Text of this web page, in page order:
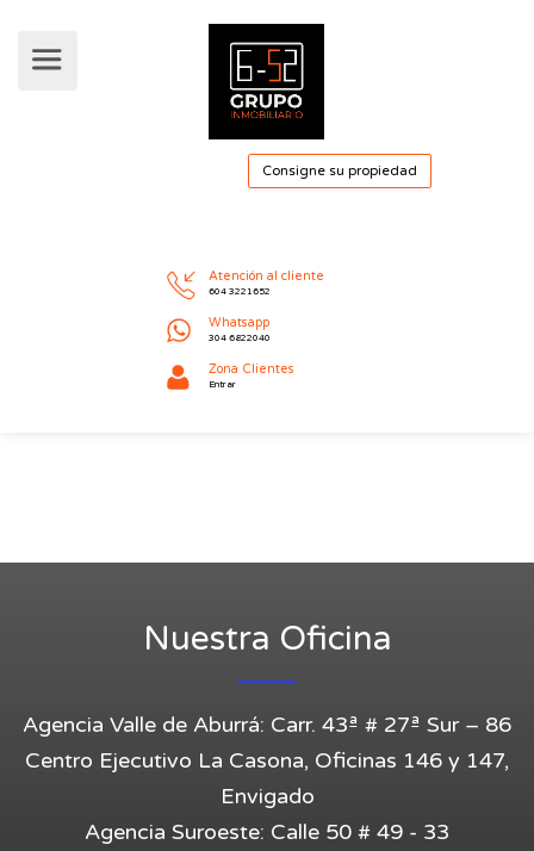
Nuestra Oficina
Agencia Valle de Aburrá: Carr. 43ª # 27ª Sur – 86
Centro Ejecutivo La Casona, Oficinas 146 y 147,
Envigado
Agencia Suroeste: Calle 50 # 49 - 33